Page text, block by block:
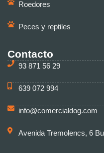
Roedores
Peces y reptiles
Contacto
93 871 56 29
639 072 994
info@comercialdog.com
Avenida Tremolencs, 6